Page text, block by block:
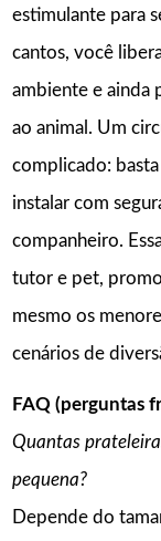
estimulante para
cantos, você
ambiente e ainda
ao animal. Um
complicado:
instalar com
companheiro.
tutor e pet,
mesmo os
cenários de
FAQ (perguntas
Quantas
pequena?
Depende do